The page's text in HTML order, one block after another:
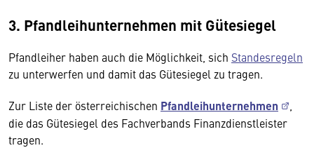
3. Pfandleihunternehmen mit Gütesiegel
Pfandleiher haben auch die Möglichkeit, sich Standesregeln
zu unterwerfen und damit das Gütesiegel zu tragen.
Zur Liste der österreichischen Pfandleihunternehmen
die das Gütesiegel des Fachverbands Finanzdienstleister
tragen.